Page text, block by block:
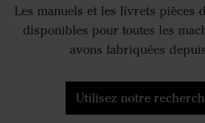
Les manuels et les livrets pièces
disponibles pour toutes les
avons fabriquées
Utilisez notre